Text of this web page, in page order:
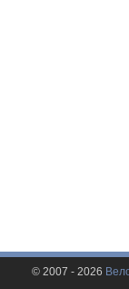
© 2007 - 2026